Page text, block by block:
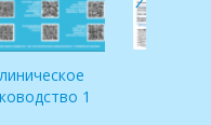
1